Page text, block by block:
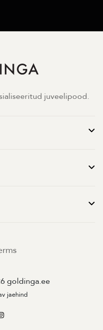
juveelipood.
goldinga.ee
jaehind